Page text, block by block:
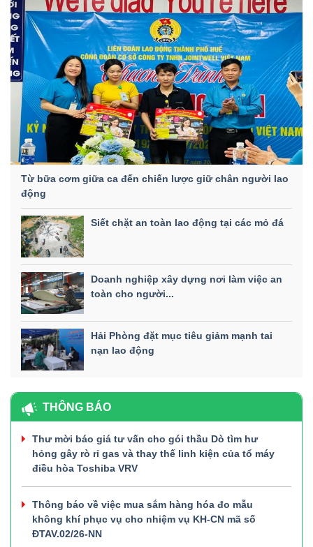
Từ bữa cơm giữa ca đến chiến lược giữ chân người lao
động
Siết chặt an toàn lao động tại các mỏ đá
Doanh nghiệp xây dựng nơi làm việc an
toàn cho người...
Hải Phòng đặt mục tiêu giảm mạnh tai
nạn lao động
THÔNG BÁO
Thư mời báo giá tư vấn cho gói thầu Dò tìm hư
hỏng gây rò rỉ gas và thay thế linh kiện của tổ máy
điều hòa Toshiba VRV
Thông báo về việc mua sắm hàng hóa đo mẫu
không khí phục vụ cho nhiệm vụ KH-CN mã số
ĐTAV.02/26-NN